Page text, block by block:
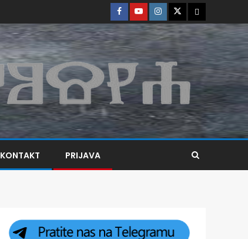
KONTAKT PRIJAVA